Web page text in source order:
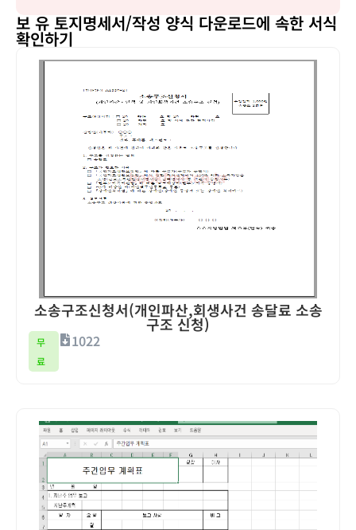
보 유 토지명세서/작성 양식 다운로드에 속한 서식
확인하기
소송구조신청서(개인파산,회생사건 송달료 소송
구조 신청)
무
료
1022